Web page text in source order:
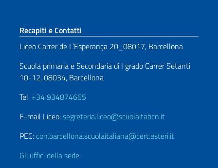
Sezione footer
Recapiti e Contatti
Liceo Carrer de L’Esperança 20_08017, Barcellona
Scuola primaria e Secondaria di I grado Carrer Setanti
10-12, 08034, Barcellona
Tel. +34 934874665
E-mail Liceo:segreteria.liceo@scuolaitabcn.it
PEC: con.barcellona.scuolaitaliana@cert.esteri.it
Gli uffici della sede